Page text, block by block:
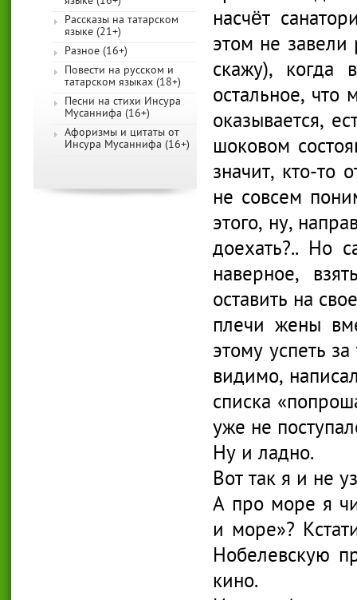
насчёт
этом не завели
скажу),
остальное, что
оказывается,
шоковом
значит, кто-то
не совсем
этого, ну,
доехать?.. Но
наверное,
оставить на
плечи жены
этому успеть
видимо,
списка
уже не
Ну и ладно.
Вот так я и не
А про море я
и море»?
Нобелевскую
кино.
Рассказы на татарском
языке (21+)
Разное (16+)
Повести на русском и
татарском языках (18+)
Песни на стихи Инсура
Мусаннифа (16+)
Афоризмы и цитаты от
Инсура Мусаннифа (16+)